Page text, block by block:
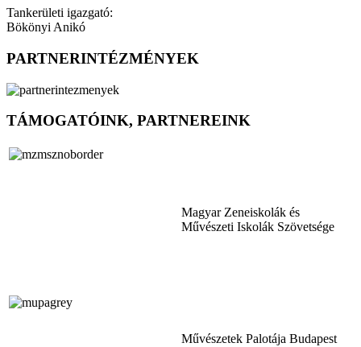
Tankerületi igazgató:
Bökönyi Anikó
PARTNERINTÉZMÉNYEK
TÁMOGATÓINK, PARTNEREINK
Magyar Zeneiskolák és
Művészeti Iskolák Szövetsége
Művészetek Palotája Budapest